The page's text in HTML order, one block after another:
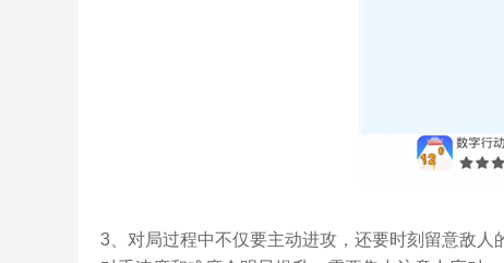
3、对局过程中不仅要主动进攻，还要时刻留意敌